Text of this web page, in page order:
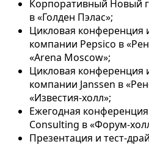
Корпоративный Новый
в «Голден Пэлас»;
Цикловая конференция
компании Pepsico в
«Arena Moscow»;
Цикловая конференция
компании Janssen в
«Известия-холл»;
Ежегодная
Consulting в «Форум-
Презентация и тест-